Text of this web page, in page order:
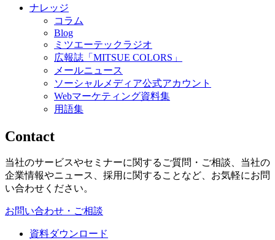
ナレッジ
コラム
Blog
ミツエーテックラジオ
広報誌「MITSUE COLORS」
メールニュース
ソーシャルメディア公式アカウント
Webマーケティング資料集
用語集
Contact
当社のサービスやセミナーに関するご質問・ご相談、当社の
企業情報やニュース、採用に関することなど、お気軽にお問
い合わせください。
お問い合わせ・ご相談
資料ダウンロード